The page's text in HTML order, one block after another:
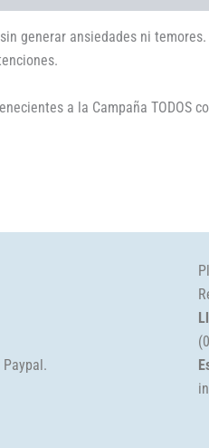
generar ansiedades ni
a la Campaña TODOS